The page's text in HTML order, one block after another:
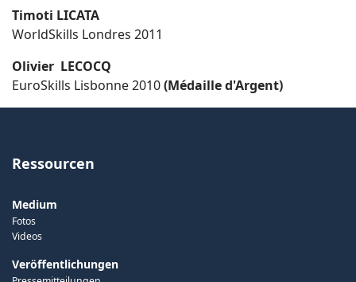
Timoti LICATA
WorldSkills Londres 2011
Olivier LECOCQ
EuroSkills Lisbonne 2010(Médaille d'Argent)
Ressourcen
Medium
Fotos
Videos
Veröffentlichungen